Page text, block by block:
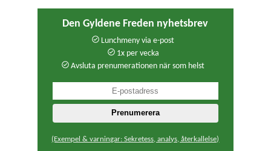
Den Gyldene Freden nyhetsbrev
Lunchmeny via e-post
1x per vecka
Avsluta prenumerationen när som helst
(Exempel & varningar: Sekretess, analys, återkallelse)